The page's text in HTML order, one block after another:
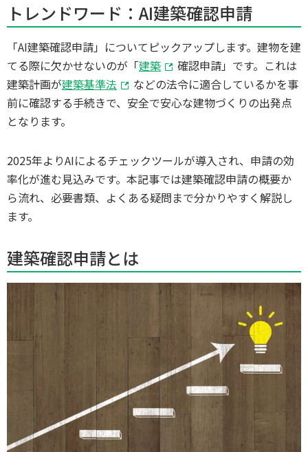
トレンドワード：AI建築確認申請
「AI建築確認申請」についてピックアップします。建物を建
てる際に欠かせないのが「建築
確認申請」です。これは
建築計画が建築基準法
などの法令に適合しているかを事
前に確認する手続きで、安全で安心な建物づくりの出発点
となります。
2025年よりAIによるチェックツールが導入され、申請の効
率化が進む見込みです。本記事では建築確認申請の概要か
ら流れ、必要書類、よくある疑問まで分かりやすく解説し
ます。
建築確認申請とは